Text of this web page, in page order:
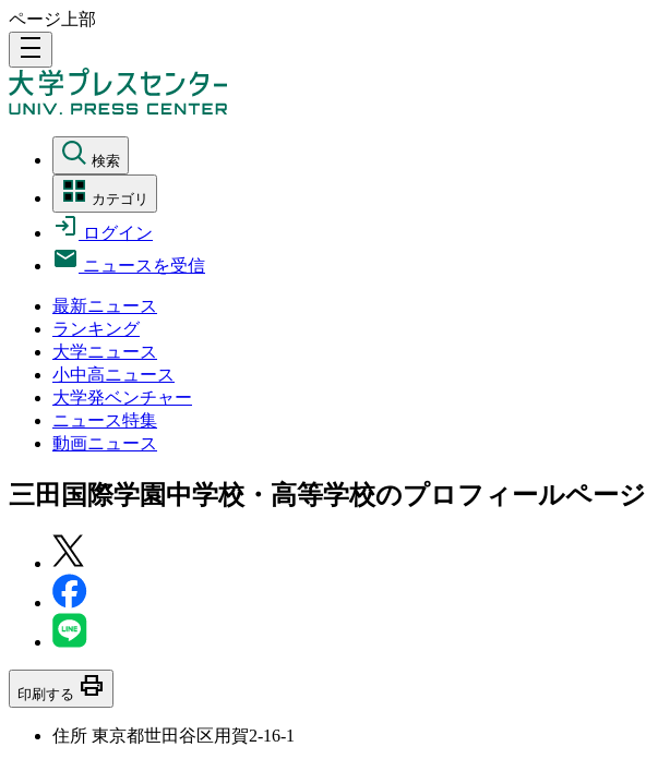
ページ上部
density_medium
検索
カテゴリ
ログイン
ニュースを受信
最新ニュース
ランキング
大学ニュース
小中高ニュース
大学発ベンチャー
ニュース特集
動画ニュース
三田国際学園中学校・高等学校のプロフィールページ
印刷する print
住所 東京都世田谷区用賀2-16-1